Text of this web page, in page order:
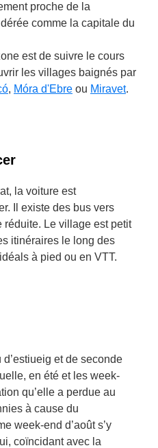
proche de la
comme la capitale du
est de suivre le cours
les villages baignés par
, Móra d'Ebre ou Miravet.
la voiture est
Il existe des bus vers
réduite. Le village est petit
itinéraires le long des
à pied ou en VTT.
et de seconde
en été et les week-
qu’elle a perdue au
à cause du
week-end d’août s’y
coïncidant avec la